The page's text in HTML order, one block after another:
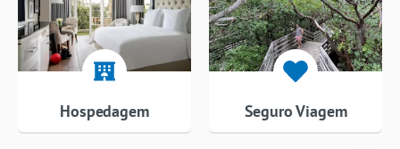
Hospedagem Seguro Viagem